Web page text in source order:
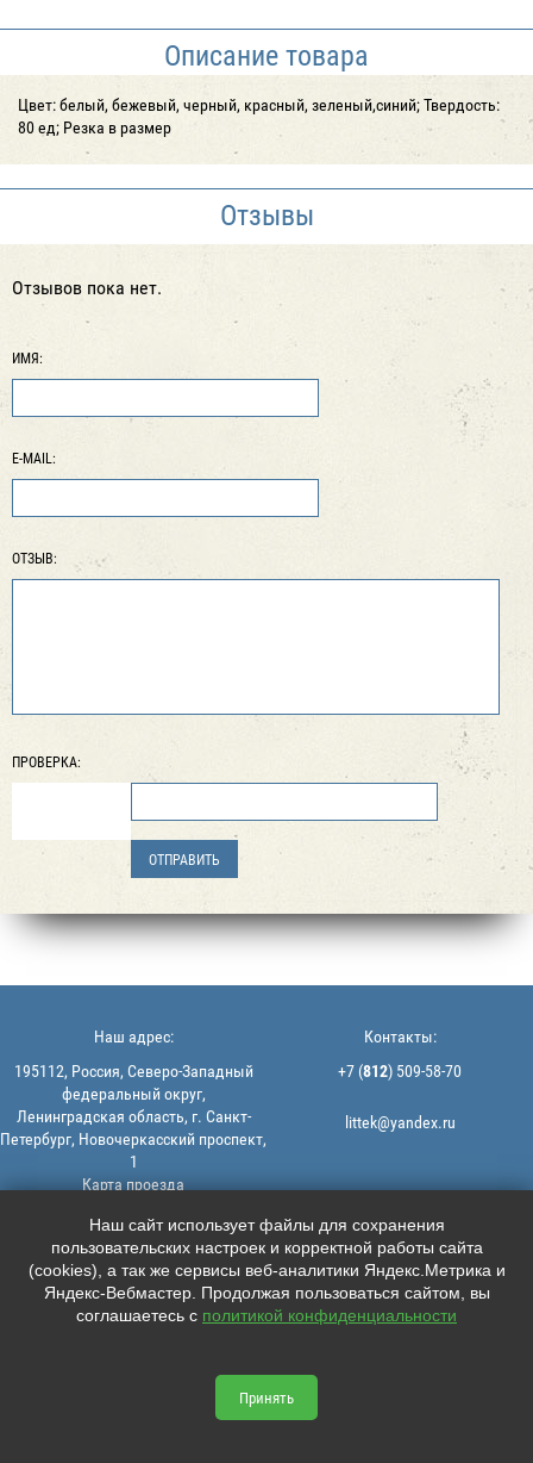
Описание товара
Цвет: белый, бежевый, черный, красный, зеленый,синий; Твердость:
80 ед; Резка в размер
Отзывы
Отзывов пока нет.
ИМЯ:
E-MAIL:
ОТЗЫВ:
ПРОВЕРКА:
© 2013-2026 | ООО "ЛИТТЕК" -
производство и продажа РТИ
ИНН: 7806523560 | ОГРН:
1147847126162
Политика конфиденциальности |
Пользовательское соглашение
Наш адрес:
195112, Россия, Северо-Западный
федеральный округ,
Ленинградская область, г. Санкт-
Петербург, Новочеркасский проспект,
1
Карта проезда
Контакты:
+7 (812) 509-58-70
littek@yandex.ru
Мы в соцсетях:
    
Наш сайт использует файлы для сохранения
пользовательских настроек и корректной работы сайта
(cookies), а так же сервисы веб-аналитики Яндекс.Метрика и
Яндекс-Вебмастер. Продолжая пользоваться сайтом, вы
соглашаетесь с политикой конфиденциальности
Принять